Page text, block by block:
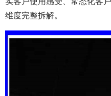
维度完整拆解。